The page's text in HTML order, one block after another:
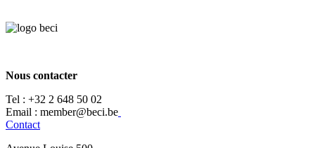
Nous contacter
Tel : +32 2 648 50 02​
​​Email : member@beci.be
Contact